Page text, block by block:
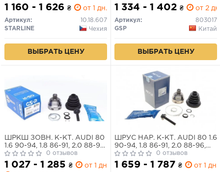
1 160 - 1 626 ₴ от 1 дн.
Артикул:
10.18.607
STARLINE
Чехия
ВЫБРАТЬ ЦЕНУ
1 334 - 1 402 ₴ от 2
Артикул:
803017
GSP
Китай
ВЫБРАТЬ ЦЕНУ
ШРКШ ЗОВН. К-КТ. AUDI 80
1.6 90-94, 1.8 86-91, 2.0 88-96,
2.3 88-94, 1.6TD 86-91,
1.9D/TD 91-
0 отзывов
1 027 - 1 285 ₴
от 1 дн.
ШРУС НАР. К-КТ. AUDI 80 1.6
90-94, 1.8 86-91, 2.0 88-96,
2.3 88-94, 1.6TD 86-91,
1.9D/TD 91-
0 отзывов
1 659 - 1 787 ₴ от 1 дн.